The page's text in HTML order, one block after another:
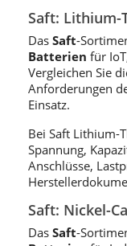
Saft:
Das Saft-
Batterien für
Vergleichen Sie
Anforderungen
Einsatz.
Bei Saft Lithium-
Spannung,
Anschlüsse,
Saft: Nickel-
Das Saft-